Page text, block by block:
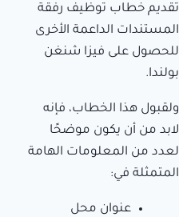
تقديم خطاب توظيف رفقة
المستندات الداعمة الأخرى
للحصول على فيزا شنغن
بولندا.
ولقبول هذا الخطاب، فإنه
لابد من أن يكون موضحًا
لعدد من المعلومات الهامة
المتمثلة في:
عنوان محل